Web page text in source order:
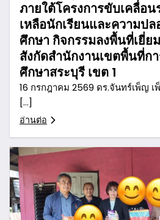
ภายใต้โครงการขับเคลื่อ
เหลือนักเรียนและความป
ศึกษา กิจกรรมลงพื้นที่เยี่ย
สังกัดสำนักงานเขตพื้นที่ก
ศึกษาสระบุรี เขต 1
16 กรกฎาคม 2569 ดร.จันทร์เพ็ญ
[…]
อ่านต่อ